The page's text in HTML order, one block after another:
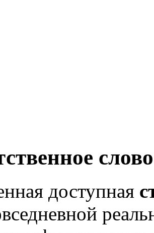
доступная